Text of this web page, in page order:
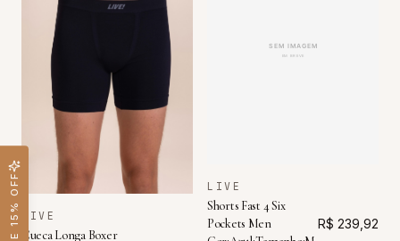
LIVE
Cueca Longa Boxer
LIVE
Shorts Fast 4 Six
Pockets Men
R$ 239,92